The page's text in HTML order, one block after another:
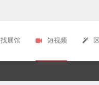
找展馆 短视频